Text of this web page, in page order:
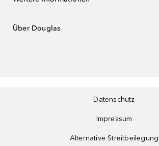
Über Douglas
Datenschutz
Impressum
Alternative Streitbeilegung